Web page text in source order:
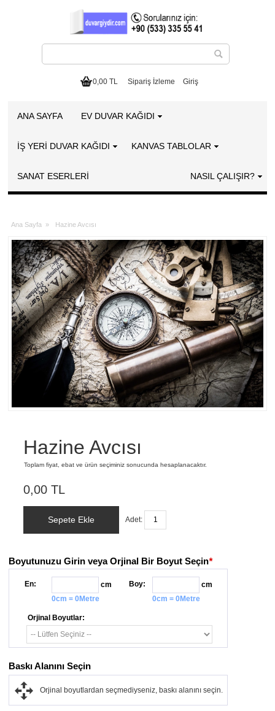
0,00 TL Sipariş İzleme Giriş
ANA SAYFA EV DUVAR KAĞIDI
İŞ YERİ DUVAR KAĞIDI KANVAS TABLOLAR
SANAT ESERLERI NASIL ÇALIŞIR?
Ana Sayfa » Hazine Avcısı
Hazine Avcısı
Toplam fiyat, ebat ve ürün seçiminiz sonucunda hesaplanacaktır.
0,00 TL
Sepete Ekle Adet:
Boyutunuzu Girin veya Orjinal Bir Boyut Seçin*
En:
cm
0cm = 0Metre
Boy:
cm
0cm = 0Metre
Orjinal Boyutlar:
Baskı Alanını Seçin
Orjinal boyutlardan seçmediyseniz, baskı alanını seçin.